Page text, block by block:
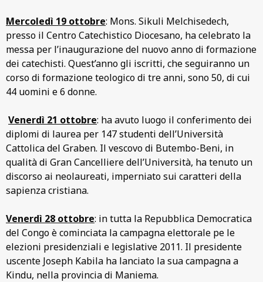
Mercoledì 19 ottobre: Mons. Sikuli Melchisedech,
presso il Centro Catechistico Diocesano, ha celebrato la
messa per l’inaugurazione del nuovo anno di formazione
dei catechisti. Quest’anno gli iscritti, che seguiranno un
corso di formazione teologico di tre anni, sono 50, di cui
44 uomini e 6 donne.
Venerdì 21 ottobre: ha avuto luogo il conferimento dei
diplomi di laurea per 147 studenti dell’Università
Cattolica del Graben. Il vescovo di Butembo-Beni, in
qualità di Gran Cancelliere dell’Università, ha tenuto un
discorso ai neolaureati, imperniato sui caratteri della
sapienza cristiana.
Venerdì 28 ottobre: in tutta la Repubblica Democratica
del Congo è cominciata la campagna elettorale pe le
elezioni presidenziali e legislative 2011. Il presidente
uscente Joseph Kabila ha lanciato la sua campagna a
Kindu, nella provincia di Maniema.